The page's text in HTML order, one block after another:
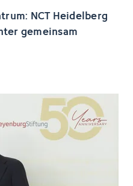
NCT Heidelberg
gemeinsam